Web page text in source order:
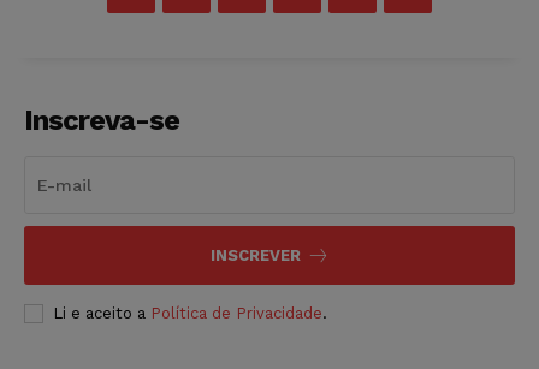
Inscreva-se
INSCREVER
Li e aceito a Política de Privacidade.